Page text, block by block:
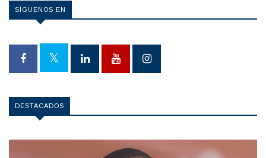
SÍGUENOS EN
DESTACADOS